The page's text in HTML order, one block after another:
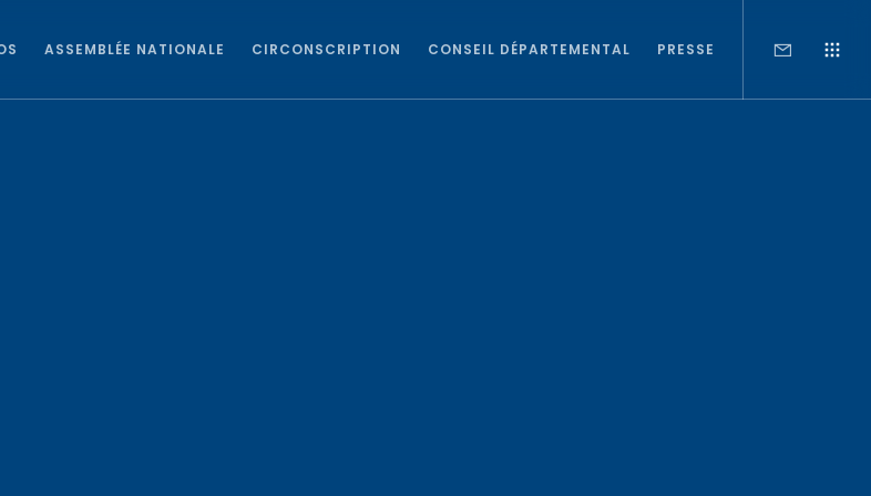
ASSEMBLÉE NATIONALE CIRCONSCRIPTION CONSEIL DÉPARTEMENTAL PRESSE